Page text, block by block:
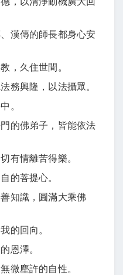
漢傳的師長都身心安
，久住世間。
務興隆，以法攝眾。
。
的佛弟子，皆能依法
有情離苦得樂。
的菩提心。
知識，圓滿大乘佛
的回向。
恩澤。
微塵許的自性。